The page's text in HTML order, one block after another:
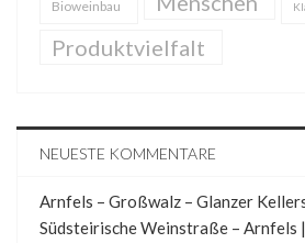
Bioweinbau
Produktvielfalt
NEUESTE KOMMENTARE
Arnfels – Großwalz – Glanzer
Südsteirische Weinstraße –